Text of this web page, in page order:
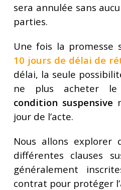
sera annulée sans
parties.
Une fois la promesse
10 jours de délai de
délai, la seule
ne plus acheter le
condition suspensive
jour de l’acte.
Nous allons explorer
différentes clauses
généralement
contrat pour protéger